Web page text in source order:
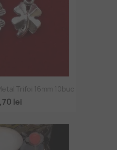
Trifoi 16mm 10buc
lei